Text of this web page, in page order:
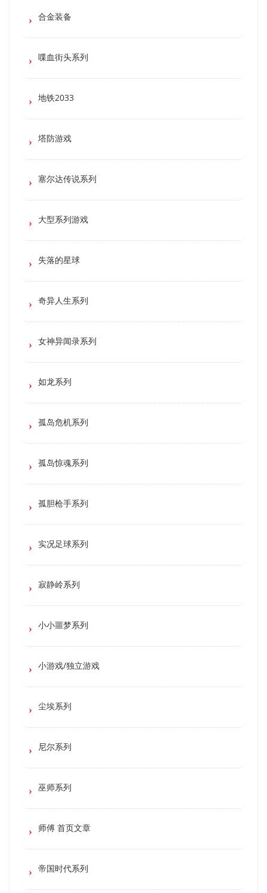
合金装备
喋血街头系列
地铁2033
塔防游戏
塞尔达传说系列
大型系列游戏
失落的星球
奇异人生系列
女神异闻录系列
如龙系列
孤岛危机系列
孤岛惊魂系列
孤胆枪手系列
实况足球系列
寂静岭系列
小小噩梦系列
小游戏/独立游戏
尘埃系列
尼尔系列
巫师系列
师傅 首页文章
帝国时代系列